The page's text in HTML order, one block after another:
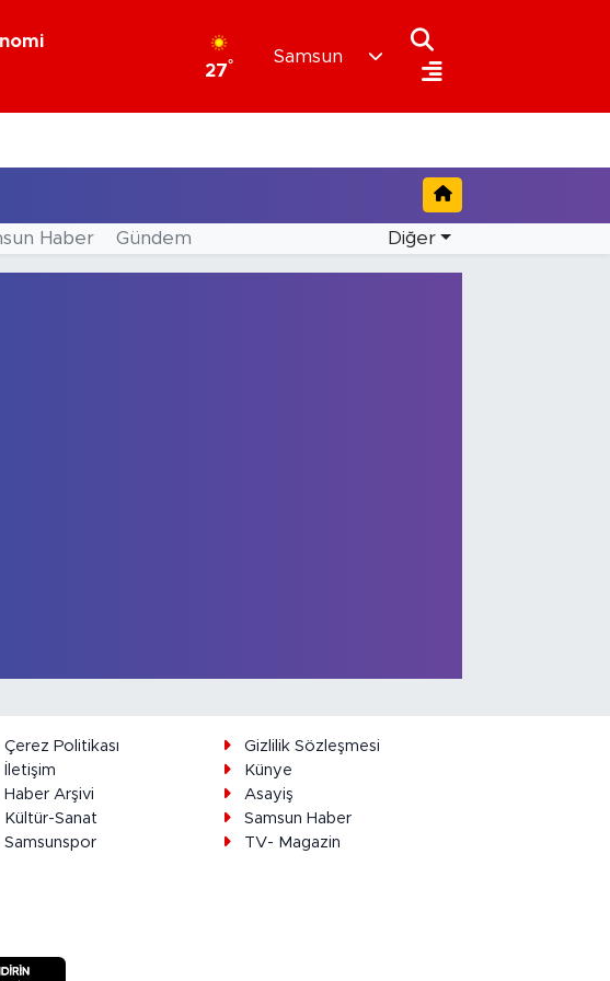
27°
Samsun
Haber Gündem Diğer
Çerez Politikası
Gizlilik Sözleşmesi
İletişim
Künye
Haber Arşivi
Asayiş
Kültür-Sanat
Samsun Haber
Samsunspor
TV- Magazin